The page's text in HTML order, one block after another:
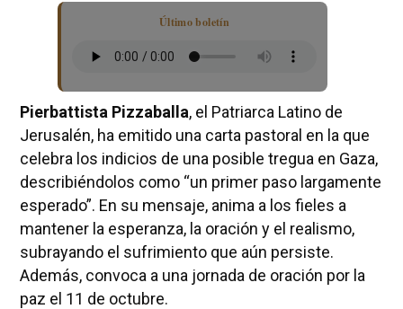
Último boletín
Pierbattista Pizzaballa, el Patriarca Latino de
Jerusalén, ha emitido una carta pastoral en la que
celebra los indicios de una posible tregua en Gaza,
describiéndolos como “un primer paso largamente
esperado”. En su mensaje, anima a los fieles a
mantener la esperanza, la oración y el realismo,
subrayando el sufrimiento que aún persiste.
Además, convoca a una jornada de oración por la
paz el 11 de octubre.